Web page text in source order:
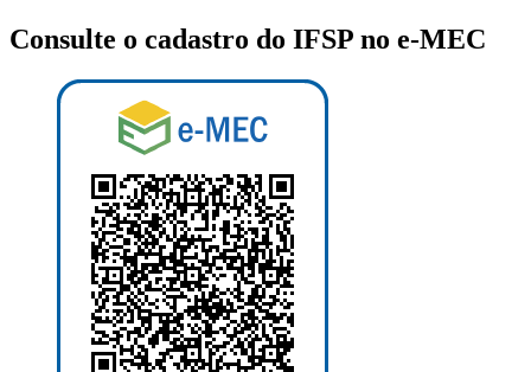
Consulte o cadastro do IFSP no e-MEC